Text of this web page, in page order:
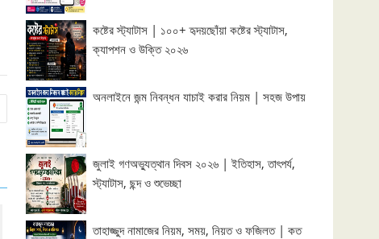
কষ্টের স্ট্যাটাস | ১০০+ হৃদয়ছোঁয়া কষ্টের স্ট্যাটাস,
ক্যাপশন ও উক্তি ২০২৬
অনলাইনে জন্ম নিবন্ধন যাচাই করার নিয়ম | সহজ উপায়
জুলাই গণঅভ্যুত্থান দিবস ২০২৬ | ইতিহাস, তাৎপর্য,
স্ট্যাটাস, ছন্দ ও শুভেচ্ছা
তাহাজ্জুদ নামাজের নিয়ম, সময়, নিয়ত ও ফজিলত | কত